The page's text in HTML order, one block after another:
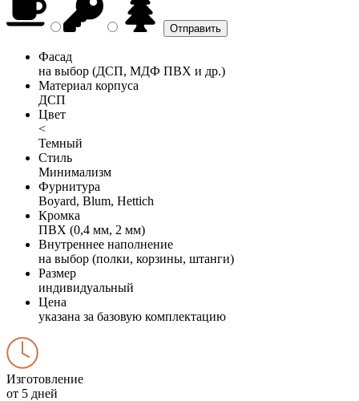
Фасад
на выбор (ДСП, МДФ ПВХ и др.)
Материал корпуса
ДСП
Цвет
<
Темный
Стиль
Минимализм
Фурнитура
Boyard, Blum, Hettich
Кромка
ПВХ (0,4 мм, 2 мм)
Внутреннее наполнение
на выбор (полки, корзины, штанги)
Размер
индивидуальный
Цена
указана за базовую комплектацию
Изготовление
от 5 дней